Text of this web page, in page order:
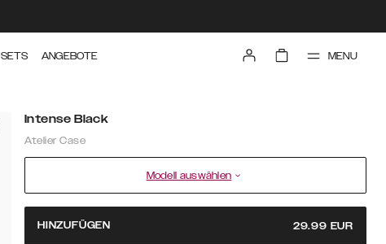
SETS ANGEBOTE MENU
Intense Black
Atelier Case
Modell auswählen
HINZUFÜGEN 29.99 EUR